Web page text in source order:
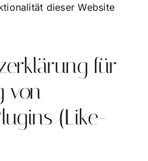
dieser Website
für
von
(Like-